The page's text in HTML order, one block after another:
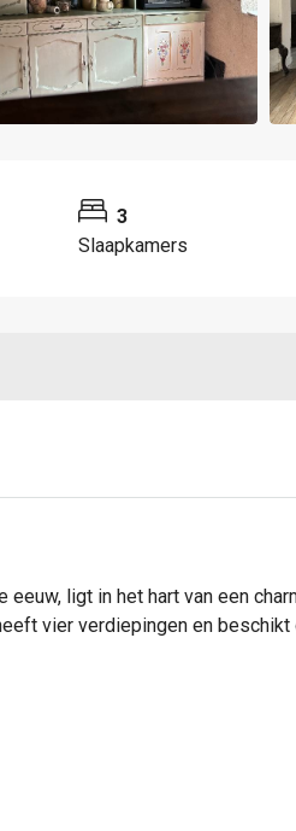
3
Slaapkamers
ligt in het hart van een
vier verdiepingen en